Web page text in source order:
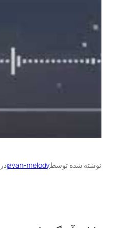
نوشته شده توسطjavan-melodyدر